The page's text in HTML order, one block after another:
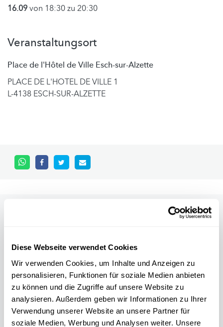
Diese Webseite verwendet Cookies
Wir verwenden Cookies, um Inhalte und Anzeigen zu
personalisieren, Funktionen für soziale Medien anbieten
zu können und die Zugriffe auf unsere Website zu
analysieren. Außerdem geben wir Informationen zu Ihrer
Verwendung unserer Website an unsere Partner für
soziale Medien, Werbung und Analysen weiter. Unsere
16.09von 18:30 zu 20:30
Veranstaltungsort
Place de l'Hôtel de Ville Esch-sur-Alzette
PLACE DE L'HOTEL DE VILLE 1
L-4138 ESCH-SUR-ALZETTE
Alle Events
11.04
2026
31.10
2026